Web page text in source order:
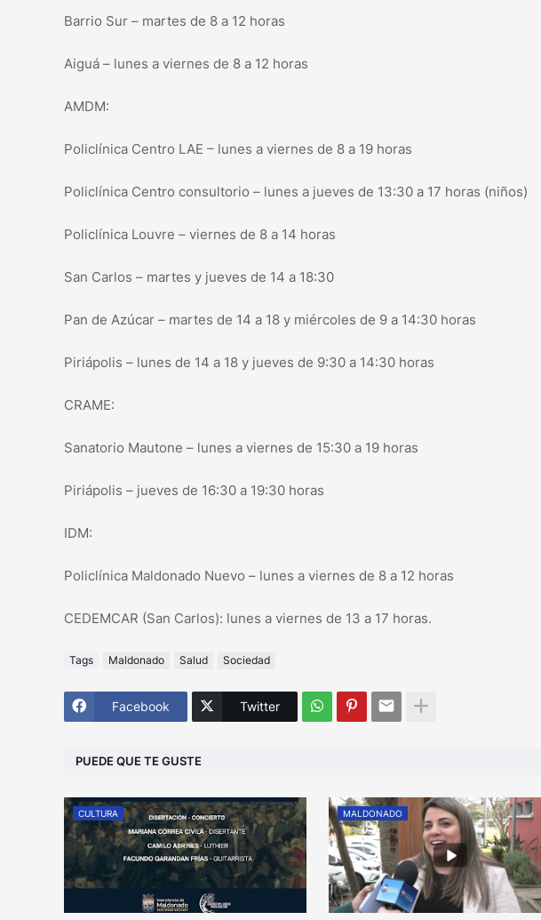
Barrio Sur – martes de 8 a 12 horas
Aiguá – lunes a viernes de 8 a 12 horas
AMDM:
Policlínica Centro LAE – lunes a viernes de 8 a 19 horas
Policlínica Centro consultorio – lunes a jueves de 13:30 a 17 horas (niños)
Policlínica Louvre – viernes de 8 a 14 horas
San Carlos – martes y jueves de 14 a 18:30
Pan de Azúcar – martes de 14 a 18 y miércoles de 9 a 14:30 horas
Piriápolis – lunes de 14 a 18 y jueves de 9:30 a 14:30 horas
CRAME:
Sanatorio Mautone – lunes a viernes de 15:30 a 19 horas
Piriápolis – jueves de 16:30 a 19:30 horas
IDM:
Policlínica Maldonado Nuevo – lunes a viernes de 8 a 12 horas
CEDEMCAR (San Carlos): lunes a viernes de 13 a 17 horas.
Tags Maldonado Salud Sociedad
Facebook Twitter
PUEDE QUE TE GUSTE
CULTURA MALDONADO